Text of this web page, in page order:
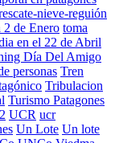
nieve-reguión
2 de Enero toma
en el 22 de Abril
Día Del Amigo
personas Tren
Tribulacion
Turismo Patagones
UCR ucr
Un Lote Un lote